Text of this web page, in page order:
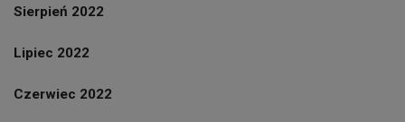
Sierpień 2022
Lipiec 2022
Czerwiec 2022